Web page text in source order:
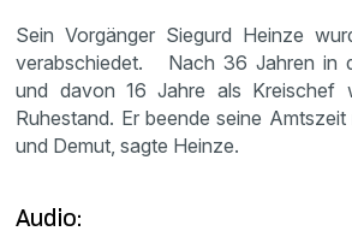
Sein Vorgänger Siegurd Heinze
verabschiedet. Nach 36 Jahren in
und davon 16 Jahre als Kreischef
Ruhestand. Er beende seine
und Demut, sagte Heinze.
Audio: